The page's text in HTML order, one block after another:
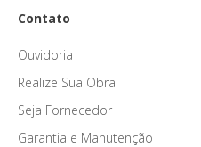
Contato
Ouvidoria
Realize Sua Obra
Seja Fornecedor
Garantia e Manutenção